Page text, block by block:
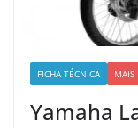
FICHA TÉCNICA MAIS
Yamaha